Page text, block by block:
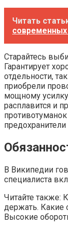
Читать
Старайтесь
Гарантирует
отдельности,
приобрели
мощному
расплавится и
предохранители
В Википедии
специалиста
Читайте также:
держать. Какие
Высокие